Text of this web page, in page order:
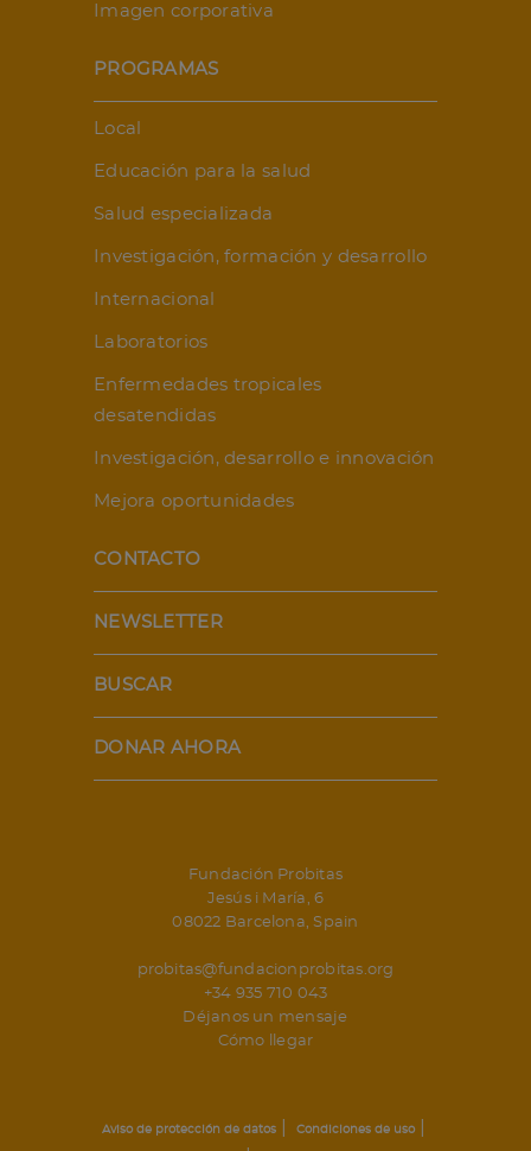
Imagen corporativa
PROGRAMAS
Local
Educación para la salud
Salud especializada
Investigación, formación y desarrollo
Internacional
Laboratorios
Enfermedades tropicales
desatendidas
Investigación, desarrollo e innovación
Mejora oportunidades
CONTACTO
NEWSLETTER
BUSCAR
DONAR AHORA
Fundación Probitas
Jesús i María, 6
08022 Barcelona, Spain
probitas@fundacionprobitas.org
+34 935 710 043
Déjanos un mensaje
Cómo llegar
Aviso de protección de datos| Condiciones de uso|